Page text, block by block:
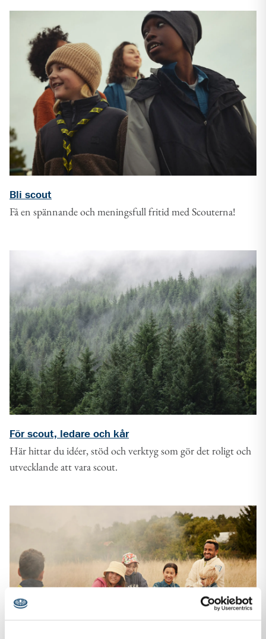
Bli scout
Få en spännande och meningsfull fritid med Scouterna!
För scout, ledare och kår
Här hittar du idéer, stöd och verktyg som gör det roligt och
utvecklande att vara scout.